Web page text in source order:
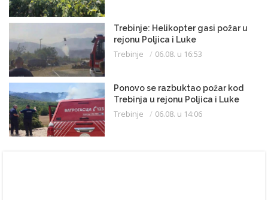
Trebinje: Helikopter gasi požar u
rejonu Poljica i Luke
Trebinje 06.08. u 16:53
Ponovo se razbuktao požar kod
Trebinja u rejonu Poljica i Luke
Trebinje 06.08. u 14:06